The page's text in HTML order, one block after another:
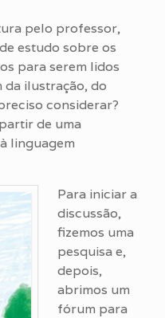
pelo professor,
estudo sobre os
para serem lidos
da ilustração, do
considerar?
de uma
linguagem
Para iniciar a
discussão,
fizemos uma
pesquisa e,
depois,
abrimos um
fórum para